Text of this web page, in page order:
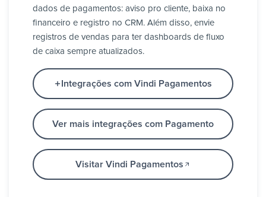
dados de pagamentos: aviso pro cliente, baixa no
financeiro e registro no CRM. Além disso, envie
registros de vendas para ter dashboards de fluxo
de caixa sempre atualizados.
Integrações com Vindi Pagamentos
Ver mais integrações com Pagamento
Visitar Vindi Pagamentos